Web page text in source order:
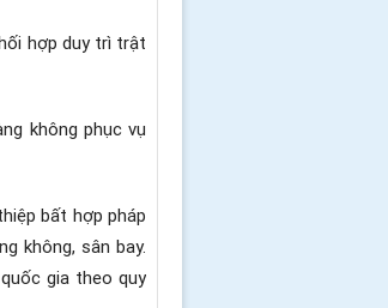
hợp duy trì trật
không phục vụ
bất hợp pháp
không, sân bay.
gia theo quy